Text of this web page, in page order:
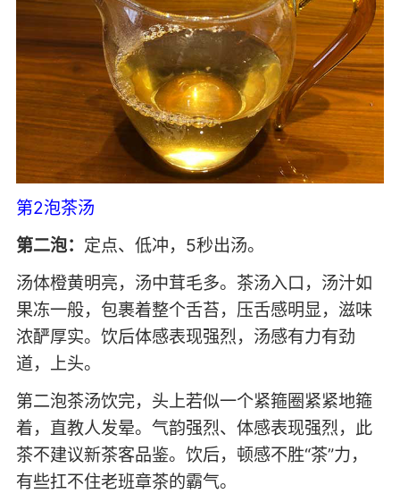
第2泡茶汤
第二泡： 定点、低冲，5秒出汤。
汤体橙黄明亮，汤中茸毛多。茶汤入口，汤汁如
果冻一般，包裹着整个舌苔，压舌感明显，滋味
浓酽厚实。饮后体感表现强烈，汤感有力有劲
道，上头。
第二泡茶汤饮完，头上若似一个紧箍圈紧紧地箍
着，直教人发晕。气韵强烈、体感表现强烈，此
茶不建议新茶客品鉴。饮后，顿感不胜“茶”力，
有些扛不住老班章茶的霸气。